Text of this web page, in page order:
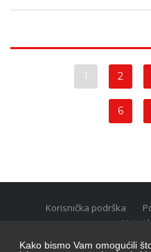
Kako bismo Vam omogućili
1 2
6
Korisnička podrška
Uvjeti